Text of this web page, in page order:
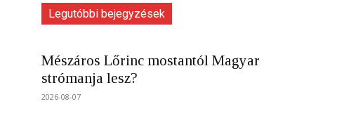
Legutóbbi bejegyzések
Mészáros Lőrinc mostantól Magyar
strómanja lesz?
2026-08-07